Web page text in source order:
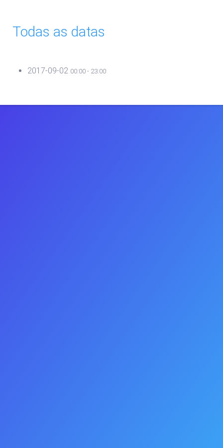
Todas as datas
2017-09-02 00:00 - 23:00